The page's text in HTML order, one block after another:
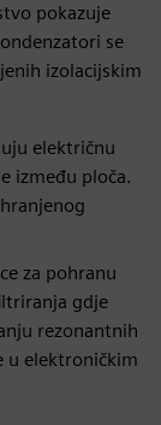
pokazuje
se
izolacijskim
električnu
između ploča.
za pohranu
gdje
rezonantnih
u elektroničkim